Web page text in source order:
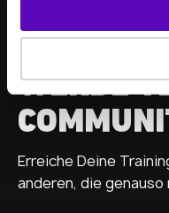
w WERDE
Erreiche Deine
anderen, die